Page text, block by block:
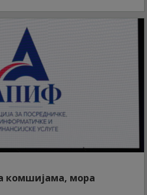
комшијама, мора